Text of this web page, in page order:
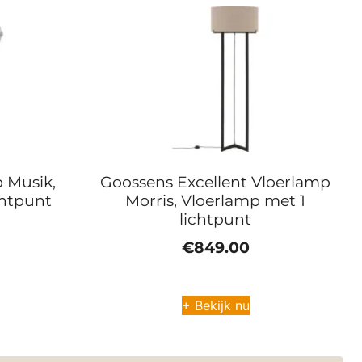
Musik,
Goossens Excellent Vloerlamp
Morris, Vloerlamp met 1
lichtpunt
€849.00
+ Bekijk nu